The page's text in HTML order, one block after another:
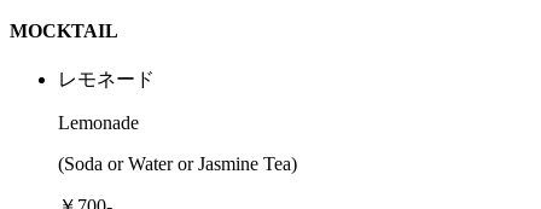
MOCKTAIL
レモネード
Lemonade
(Soda or Water or Jasmine Tea)